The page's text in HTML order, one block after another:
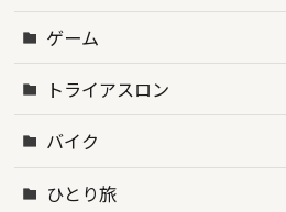
ゲーム
トライアスロン
バイク
ひとり旅